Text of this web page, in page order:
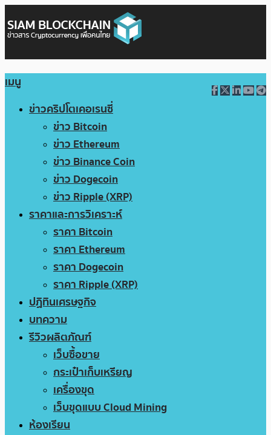
เมนู
ข่าวคริปโตเคอเรนซี่
ข่าว Bitcoin
ข่าว Ethereum
ข่าว Binance Coin
ข่าว Dogecoin
ข่าว Ripple (XRP)
ราคาและการวิเคราะห์
ราคา Bitcoin
ราคา Ethereum
ราคา Dogecoin
ราคา Ripple (XRP)
ปฏิทินเศรษฐกิจ
บทความ
รีวิวผลิตภัณฑ์
เว็บซื้อขาย
กระเป๋าเก็บเหรียญ
เครื่องขุด
เว็บขุดแบบ Cloud Mining
ห้องเรียน